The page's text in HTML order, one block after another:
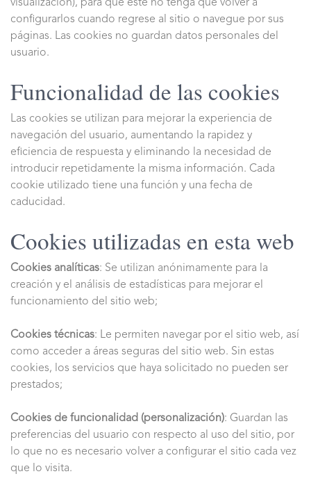
visualización), para que este no tenga que volver a
configurarlos cuando regrese al sitio o navegue por sus
páginas. Las cookies no guardan datos personales del
usuario.
Funcionalidad de las cookies
Las cookies se utilizan para mejorar la experiencia de
navegación del usuario, aumentando la rapidez y
eficiencia de respuesta y eliminando la necesidad de
introducir repetidamente la misma información. Cada
cookie utilizado tiene una función y una fecha de
caducidad.
Cookies utilizadas en esta web
Cookies analíticas: Se utilizan anónimamente para la
creación y el análisis de estadísticas para mejorar el
funcionamiento del sitio web;
Cookies técnicas: Le permiten navegar por el sitio web, así
como acceder a áreas seguras del sitio web. Sin estas
cookies, los servicios que haya solicitado no pueden ser
prestados;
Cookies de funcionalidad (personalización): Guardan las
preferencias del usuario con respecto al uso del sitio, por
lo que no es necesario volver a configurar el sitio cada vez
que lo visita.